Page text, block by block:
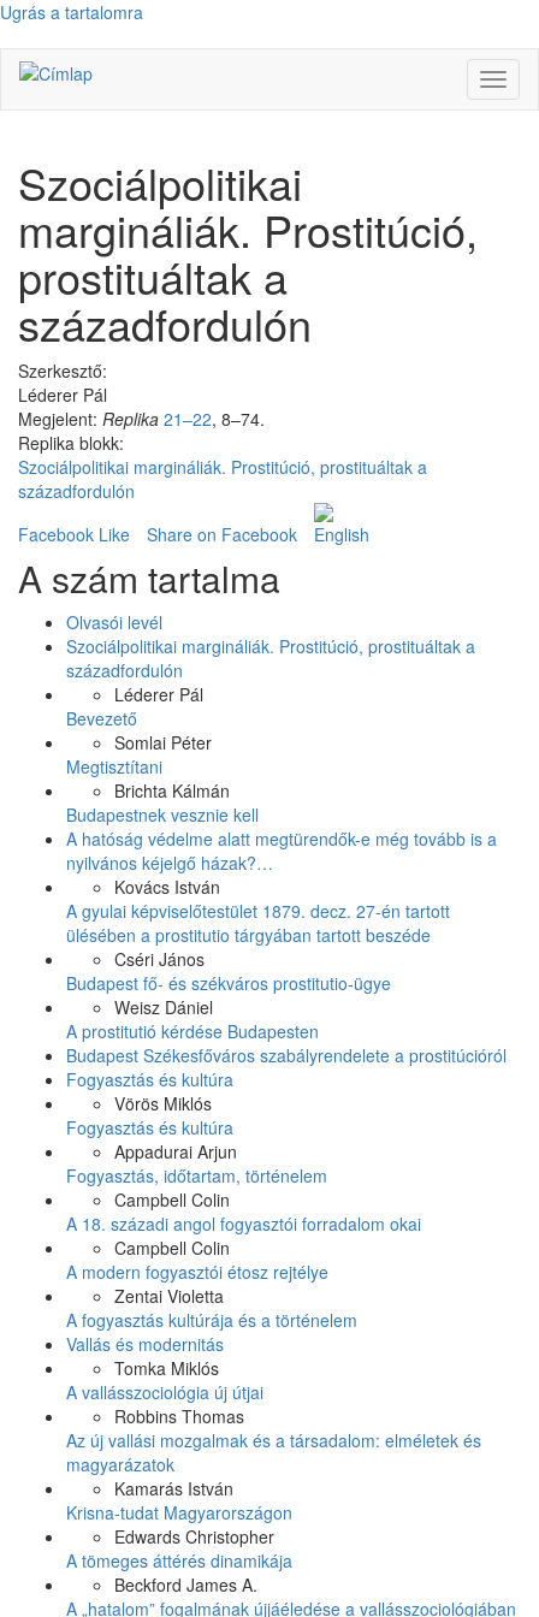
Ugrás a tartalomra
Szociálpolitikai
margináliák. Prostitúció,
prostituáltak a
századfordulón
Szerkesztő:
Léderer Pál
Megjelent: Replika 21–22, 8–74.
Replika blokk:
Szociálpolitikai margináliák. Prostitúció, prostituáltak a
századfordulón
Facebook Like
Share on Facebook
A szám tartalma
Olvasói levél
Szociálpolitikai margináliák. Prostitúció, prostituáltak a
századfordulón
Léderer Pál
Bevezető
Somlai Péter
Megtisztítani
Brichta Kálmán
Budapestnek vesznie kell
A hatóság védelme alatt megtürendők-e még tovább is a
nyilvános kéjelgő házak?…
Kovács István
A gyulai képviselőtestület 1879. decz. 27-én tartott
ülésében a prostitutio tárgyában tartott beszéde
Cséri János
Budapest fő- és székváros prostitutio-ügye
Weisz Dániel
A prostitutió kérdése Budapesten
Budapest Székesfőváros szabályrendelete a prostitúcióról
Fogyasztás és kultúra
Vörös Miklós
Fogyasztás és kultúra
Appadurai Arjun
Fogyasztás, időtartam, történelem
Campbell Colin
A 18. századi angol fogyasztói forradalom okai
Campbell Colin
A modern fogyasztói étosz rejtélye
Zentai Violetta
A fogyasztás kultúrája és a történelem
Vallás és modernitás
Tomka Miklós
A vallásszociológia új útjai
Robbins Thomas
Az új vallási mozgalmak és a társadalom: elméletek és
magyarázatok
Kamarás István
Krisna-tudat Magyarországon
Edwards Christopher
A tömeges áttérés dinamikája
Beckford James A.
A „hatalom” fogalmának újjáéledése a vallásszociológiában